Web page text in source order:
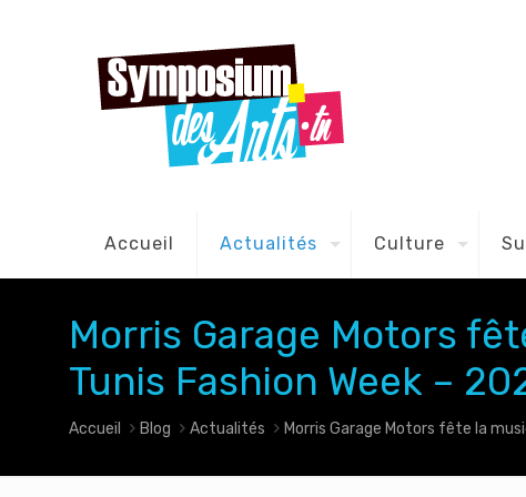
Accueil Actualités Culture
Morris Garage Motors
Tunis Fashion Week –
Accueil Blog Actualités Morris Garage Motors fête la